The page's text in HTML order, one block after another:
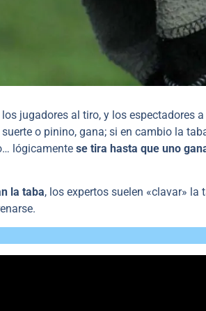
jugadores al tiro, y los espectadores
o pinino, gana; si en cambio la
lógicamente se tira hasta que uno
la taba, los expertos suelen «clavar» la